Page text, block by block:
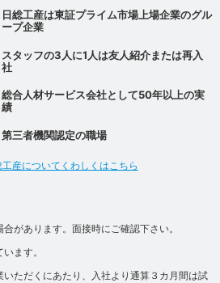
日総工産は東証プライム市場上場企業のグル
ープ企業
スタッフの3人に1人は友人紹介または再入
社
総合人材サービス会社として50年以上の実
績
第三者機関認定の職場
工産についてくわしくはこちら
があります。面接時にご確認下さい。
ます。
いただくにあたり、入社より通算３カ月間は試